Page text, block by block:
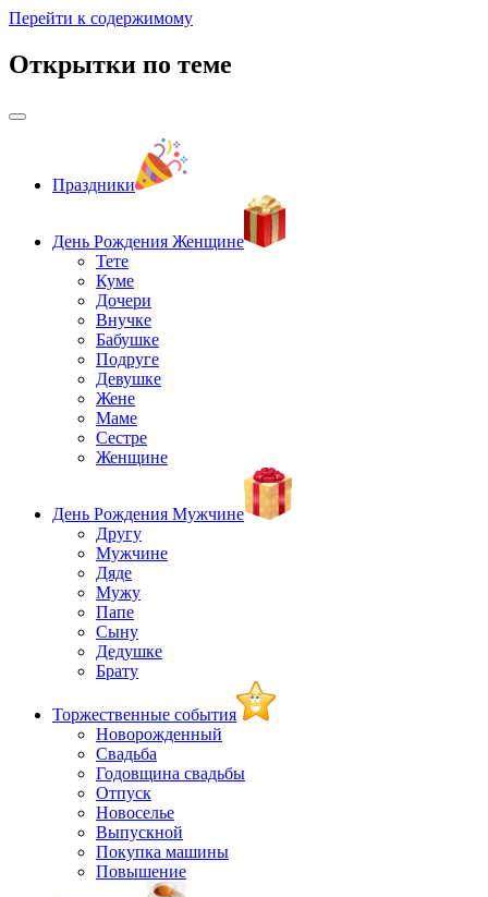
Перейти к содержимому
Открытки по теме
Праздники
День Рождения Женщине
Тете
Куме
Дочери
Внучке
Бабушке
Подруге
Девушке
Жене
Маме
Сестре
Женщине
День Рождения Мужчине
Другу
Мужчине
Дяде
Мужу
Папе
Сыну
Дедушке
Брату
Торжественные события
Новорожденный
Свадьба
Годовщина свадьбы
Отпуск
Новоселье
Выпускной
Покупка машины
Повышение